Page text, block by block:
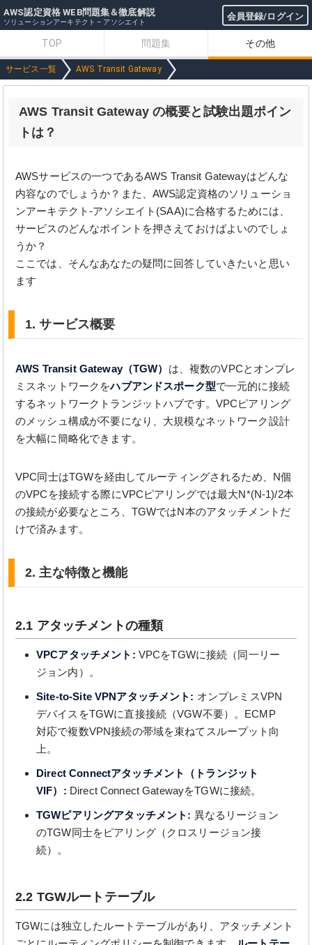
AWS認定資格 WEB問題集＆徹底解説 会員登録/ログイン
ソリューションアーキテクト – アソシエイト
TOP 問題集 その他
サービス一覧 AWS Transit Gateway
AWS Transit Gateway の概要と試験出題ポイン
トは？
AWSサービスの一つであるAWS Transit Gatewayはどんな
内容なのでしょうか？また、AWS認定資格のソリューショ
ンアーキテクト-アソシエイト(SAA)に合格するためには、
サービスのどんなポイントを押さえておけばよいのでしょ
うか？
ここでは、そんなあなたの疑問に回答していきたいと思い
ます
1. サービス概要
AWS Transit Gateway（TGW） は、複数のVPCとオンプレ
ミスネットワークをハブアンドスポーク型で一元的に接続
するネットワークトランジットハブです。VPCピアリング
のメッシュ構成が不要になり、大規模なネットワーク設計
を大幅に簡略化できます。
VPC同士はTGWを経由してルーティングされるため、N個
のVPCを接続する際にVPCピアリングでは最大N*(N-1)/2本
の接続が必要なところ、TGWではN本のアタッチメントだ
けで済みます。
2. 主な特徴と機能
2.1 アタッチメントの種類
VPCアタッチメント: VPCをTGWに接続（同一リー
ジョン内）。
Site-to-Site VPNアタッチメント: オンプレミスVPN
デバイスをTGWに直接接続（VGW不要）。ECMP
対応で複数VPN接続の帯域を束ねてスループット向
上。
Direct Connectアタッチメント（トランジット
VIF）: Direct Connect GatewayをTGWに接続。
TGWピアリングアタッチメント: 異なるリージョン
のTGW同士をピアリング（クロスリージョン接
続）。
2.2 TGWルートテーブル
TGWには独立したルートテーブルがあり、アタッチメント